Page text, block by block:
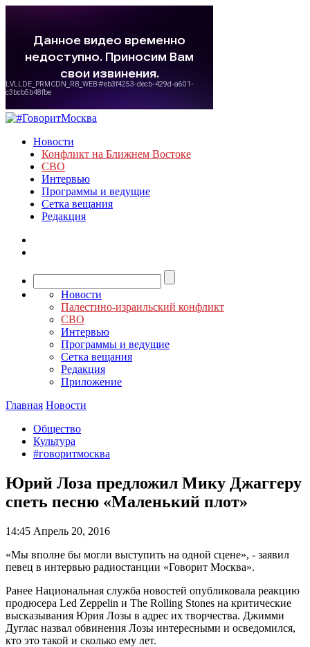
Новости
Конфликт на Ближнем Востоке
СВО
Интервью
Программы и ведущие
Сетка вещания
Редакция
Новости
Палестино-израильский конфликт
СВО
Интервью
Программы и ведущие
Сетка вещания
Редакция
Приложение
Главная Новости
Общество
Культура
#говоритмосква
Юрий Лоза предложил Мику Джаггеру
спеть песню «Маленький плот»
14:45 Апрель 20, 2016
«Мы вполне бы могли выступить на одной сцене», - заявил
певец в интервью радиостанции «Говорит Москва».
Ранее Национальная служба новостей опубликовала реакцию
продюсера Led Zeppelin и The Rolling Stones на критические
высказывания Юрия Лозы в адрес их творчества. Джимми
Дуглас назвал обвинения Лозы интересными и осведомился,
кто это такой и сколько ему лет.